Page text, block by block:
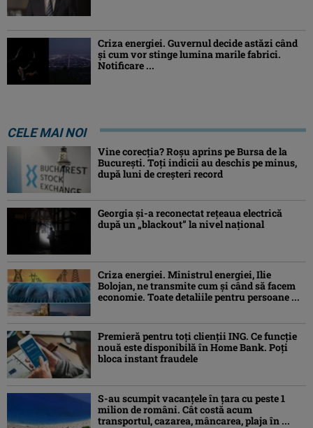
Criza energiei. Guvernul decide astăzi când
și cum vor stinge lumina marile fabrici.
Notificare ...
CELE MAI NOI
Vine corecția? Roșu aprins pe Bursa de la
București. Toți indicii au deschis pe minus,
după luni de creșteri record
Georgia şi-a reconectat rețeaua electrică
după un „blackout” la nivel naţional
Criza energiei. Ministrul energiei, Ilie
Bolojan, ne transmite cum și când să facem
economie. Toate detaliile pentru persoane ...
Premieră pentru toți clienții ING. Ce funcție
nouă este disponibilă în Home Bank. Poți
bloca instant fraudele
S-au scumpit vacanțele în țara cu peste 1
milion de români. Cât costă acum
transportul, cazarea, mâncarea, plaja în ...